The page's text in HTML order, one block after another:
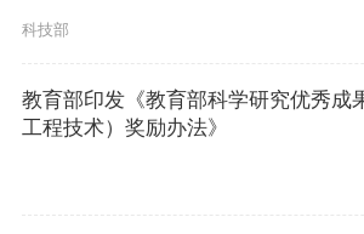
科技部
教育部印发《教育部科学研究优秀成
工程技术）奖励办法》